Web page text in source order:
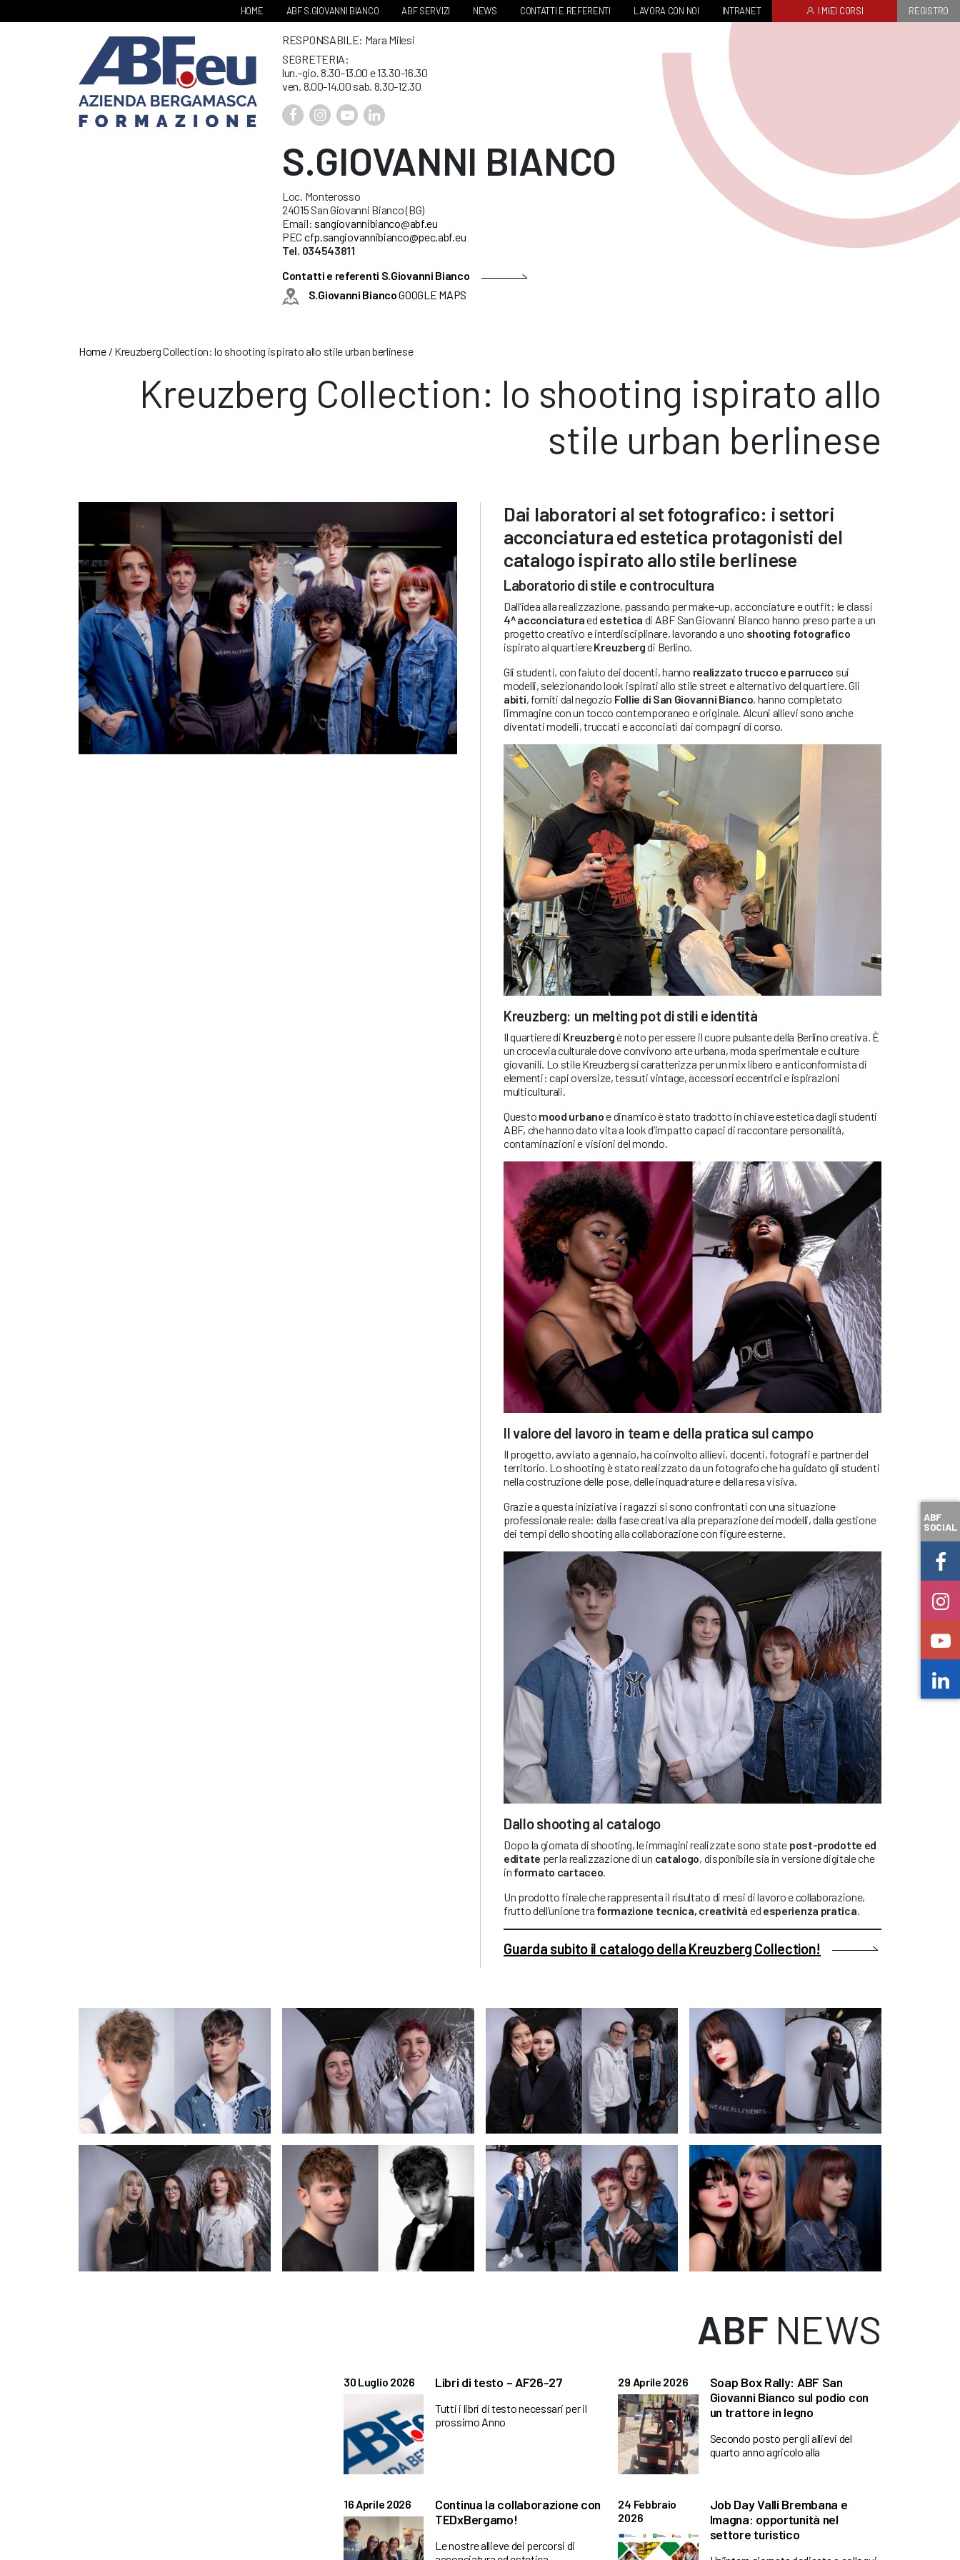
HOME ABF S.GIOVANNI BIANCO ABF SERVIZI NEWS CONTATTI E REFERENTI LAVORA CON NOI INTRANET I MIEI CORSI REGISTRO
RESPONSABILE: Mara Milesi
SEGRETERIA:
lun.-gio. 8.30-13.00 e 13.30-16.30
ven. 8.00-14.00 sab. 8.30-12.30
S.GIOVANNI BIANCO
Loc. Monterosso
24015 San Giovanni Bianco (BG)
Email: sangiovannibianco@abf.eu
PEC cfp.sangiovannibianco@pec.abf.eu
Tel. 034543811
Contatti e referenti S.Giovanni Bianco
S.Giovanni BiancoGOOGLE MAPS
Home/ Kreuzberg Collection: lo shooting ispirato allo stile urban berlinese
Kreuzberg Collection: lo shooting ispirato allo
stile urban berlinese
Dai laboratori al set fotografico: i settori
acconciatura ed estetica protagonisti del
catalogo ispirato allo stile berlinese
Laboratorio di stile e controcultura
Dall’idea alla realizzazione, passando per make-up, acconciature e outfit: le classi
4^ acconciaturaed estetica di ABF San Giovanni Bianco hanno preso parte a un
progetto creativo e interdisciplinare, lavorando a uno shooting fotografico
ispirato al quartiereKreuzbergdi Berlino.
Gli studenti, con l’aiuto dei docenti, hanno realizzato trucco e parrucco sui
modelli, selezionando look ispirati allo stile street e alternativo del quartiere. Gli
abiti, forniti dal negozio Follie di San Giovanni Bianco, hanno completato
l’immagine con un tocco contemporaneo e originale. Alcuni allievi sono anche
diventati modelli, truccati e acconciati dai compagni di corso.
Kreuzberg: un melting pot di stili e identità
Il quartiere di Kreuzbergè noto per essere il cuore pulsante della Berlino creativa. È
un crocevia culturale dove convivono arte urbana, moda sperimentale e culture
giovanili. Lo stile Kreuzberg si caratterizza per un mix libero e anticonformista di
elementi: capi oversize, tessuti vintage, accessori eccentrici e ispirazioni
multiculturali.
Questo mood urbanoe dinamico è stato tradotto in chiave estetica dagli studenti
ABF, che hanno dato vita a look d’impatto capaci di raccontare personalità,
contaminazioni e visioni del mondo.
Il valore del lavoro in team e della pratica sul campo
Il progetto, avviato a gennaio, ha coinvolto allievi, docenti, fotografi e partner del
territorio. Lo shooting è stato realizzato da un fotografo che ha guidato gli studenti
nella costruzione delle pose, delle inquadrature e della resa visiva.
Grazie a questa iniziativa i ragazzi si sono confrontati con una situazione
professionale reale: dalla fase creativa alla preparazione dei modelli, dalla gestione
dei tempi dello shooting alla collaborazione con figure esterne.
Dallo shooting al catalogo
Dopo la giornata di shooting, le immagini realizzate sono state post-prodotte ed
editate per la realizzazione di un catalogo, disponibile sia in versione digitale che
in formato cartaceo
Un prodotto finale che rappresenta il risultato di mesi di lavoro e collaborazione,
frutto dell’unione tra formazione tecnica, creatività ed esperienza pratica
Guarda subito il catalogo della Kreuzberg Collection!
ABFNEWS
30 Luglio 2026 Libri di testo – AF26-27
Tutti i libri di testo necessari per il
prossimo Anno
29 Aprile 2026
Soap Box Rally: ABF San
Giovanni Bianco sul podio con
un trattore in legno
Secondo posto per gli allievi del
quarto anno agricolo alla
16 Aprile 2026
Continua la collaborazione con
TEDxBergamo!
Le nostre allieve dei percorsi di
24 Febbraio
2026
Job Day Valli Brembana e
Imagna: opportunità nel
settore turistico
ABF
SOCIAL